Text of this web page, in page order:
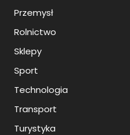
Przemysł
Rolnictwo
Sklepy
Sport
Technologia
Transport
Turystyka